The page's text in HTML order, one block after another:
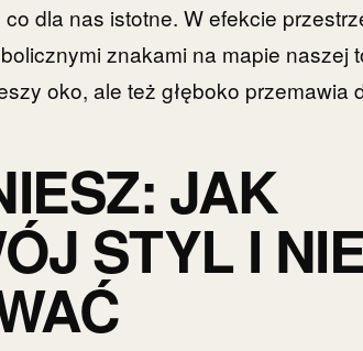
dla nas istotne. W efekcie
znakami na mapie naszej
oko, ale też głęboko przemawia
JAK
STYL I